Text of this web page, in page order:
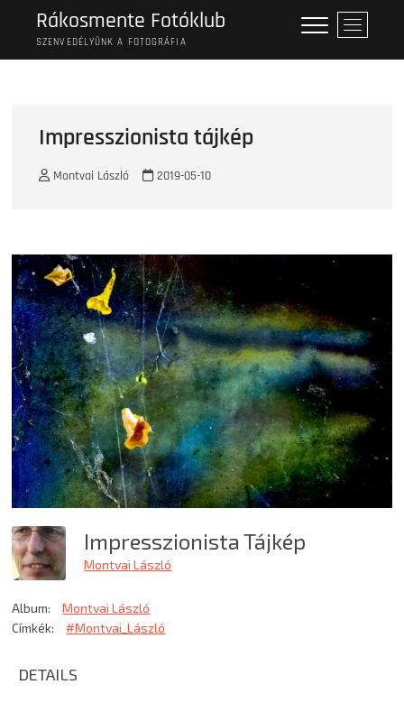
content
Rákosmente Fotóklub
SZENVEDÉLYÜNK A FOTOGRÁFIA
M
e
n
Impresszionista tájkép
Montvai László 2019-05-10
Impresszionista Tájkép
Montvai László
Album:
Montvai László
Címkék:
#Montvai_László
DETAILS